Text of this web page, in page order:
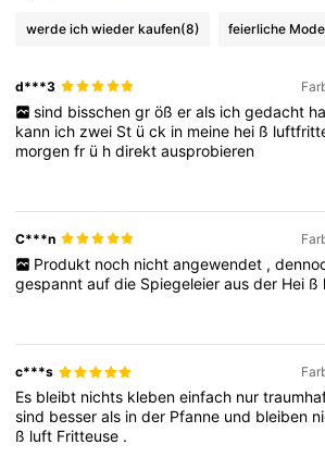
werde ich wieder kaufen(8) feierliche Mode
d***3
sind bisschen gr öß er als ich gedacht
kann ich zwei St ück in meine hei ß
morgenfr ü hdirektausprobieren
C***n
Produkt noch nicht angewendet ,
gespanntaufdie Spiegeleierausder Hei ß
c***s
Es bleibt nichts klebeneinfach nur
sind besserals inder Pfanne und bleiben
ß luft Fritteuse .